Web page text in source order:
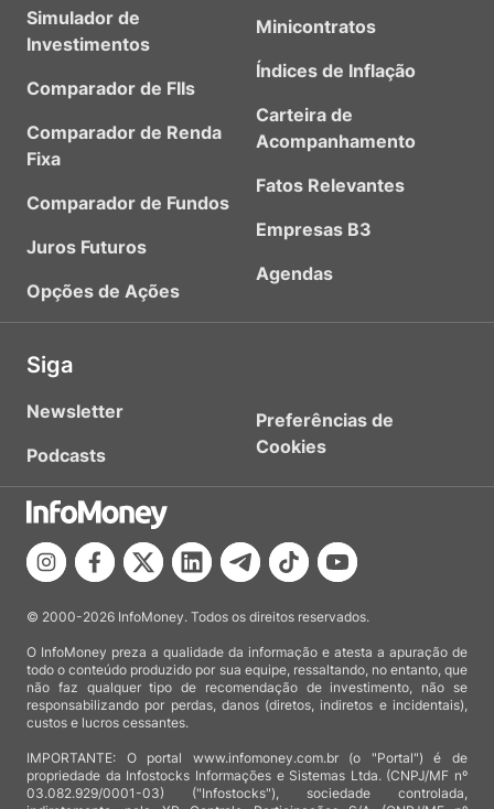
Simulador de
Investimentos
Comparador de FIIs
Comparador de Renda
Fixa
Comparador de Fundos
Juros Futuros
Opções de Ações
Minicontratos
Índices de Inflação
Carteira de
Acompanhamento
Fatos Relevantes
Empresas B3
Agendas
Siga
Newsletter
Podcasts
Preferências de
Cookies
© 2000-2026 InfoMoney. Todos os direitos reservados.
O InfoMoney preza a qualidade da informação e atesta a apuração de
todo o conteúdo produzido por sua equipe, ressaltando, no entanto, que
não faz qualquer tipo de recomendação de investimento, não se
responsabilizando por perdas, danos (diretos, indiretos e incidentais),
custos e lucros cessantes.
IMPORTANTE: O portal www.infomoney.com.br (o "Portal") é de
propriedade da Infostocks Informações e Sistemas Ltda. (CNPJ/MF nº
03.082.929/0001-03) ("Infostocks"), sociedade controlada,